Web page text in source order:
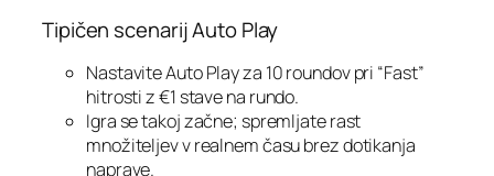
Tipičen scenarij Auto Play
Nastavite Auto Play za 10 roundov pri “Fast”
hitrosti z €1 stave na rundo.
Igra se takoj začne; spremljate rast
množiteljev v realnem času brez dotikanja
naprave.